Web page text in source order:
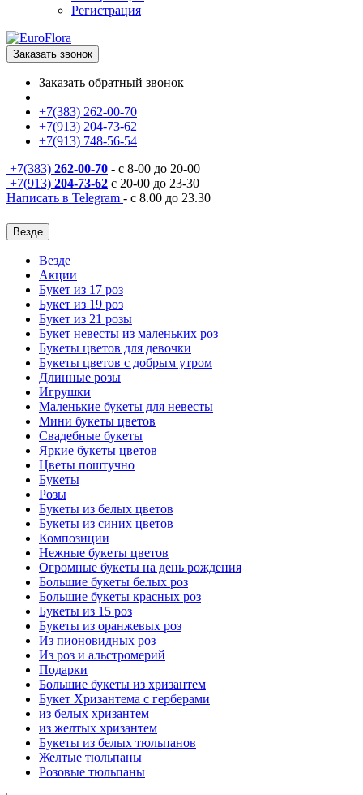
Регистрация
Заказать звонок
Заказать обратный звонок
+7(383) 262-00-70
+7(913) 204-73-62
+7(913) 748-56-54
+7(383) 262-00-70 - с 8-00 до 20-00
+7(913) 204-73-62 с 20-00 до 23-30
Написать в Telegram - с 8.00 до 23.30
Везде
Везде
Акции
Букет из 17 роз
Букет из 19 роз
Букет из 21 розы
Букет невесты из маленьких роз
Букеты цветов для девочки
Букеты цветов с добрым утром
Длинные розы
Игрушки
Маленькие букеты для невесты
Мини букеты цветов
Свадебные букеты
Яркие букеты цветов
Цветы поштучно
Букеты
Розы
Букеты из белых цветов
Букеты из синих цветов
Композиции
Нежные букеты цветов
Огромные букеты на день рождения
Большие букеты белых роз
Большие букеты красных роз
Букеты из 15 роз
Букеты из оранжевых роз
Из пионовидных роз
Из роз и альстромерий
Подарки
Большие букеты из хризантем
Букет Хризантема с герберами
из белых хризантем
из желтых хризантем
Букеты из белых тюльпанов
Желтые тюльпаны
Розовые тюльпаны